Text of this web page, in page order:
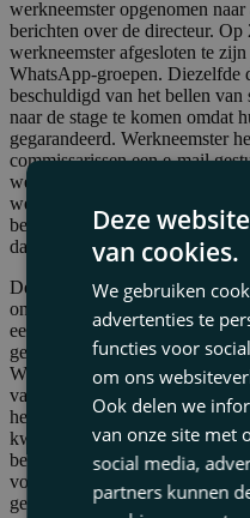
werkneemster opgenomen
berichten over de directeur.
werkneemster afgesloten te
WhatsApp-groepen. Diezelfde
beschuldigd van het bellen van
naar de stage te komen omdat
gegarandeerd. Werkneemster
commissarissen een e-mail
werkaccount en de WhatsApp-
werkneemster op staande voet
benaderen van een stagiaire
dat niet veilig zou zijn.
De kantonrechter oordeelde
onverwijld was gegeven, maar
een dringende reden.
gemaakt dat zij niet op eigen
Werkneemster heeft toegelicht
van de door haar begeleide
heeft toen eerst overleg gehad
kwaliteitsmedewerker en pas
begeleide minderjarige
vooralsnog niet naar de stage
gesprek niet beticht van
Deze
van cookies.
We gebruiken
advertenties te
functies voor
om ons
Ook delen we
van onze site met
social media,
partners kunnen